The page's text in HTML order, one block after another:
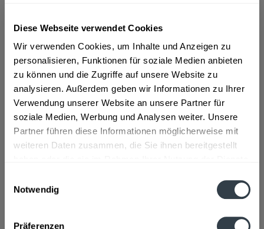
Diese Webseite verwendet Cookies
Wir verwenden Cookies, um Inhalte und Anzeigen zu
personalisieren, Funktionen für soziale Medien anbieten
zu können und die Zugriffe auf unsere Website zu
analysieren. Außerdem geben wir Informationen zu Ihrer
Verwendung unserer Website an unsere Partner für
soziale Medien, Werbung und Analysen weiter. Unsere
Partner führen diese Informationen möglicherweise mit
weiteren Daten zusammen, die Sie ihnen bereitgestellt
Notwendig
Präferenzen
Inhalt:
6 Liter (16,84 € * / 1 Liter)
inkl. MwSt.ggf. zzgl. Erschwerniszuschlag
Vorrätig
In denWarenkorb
Apfel-Kirschgetränk mit Auszügen aus Zimt und Nelken